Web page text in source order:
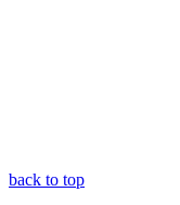
back to top